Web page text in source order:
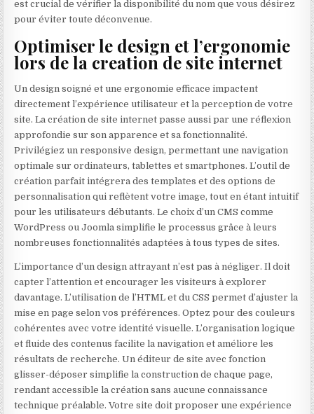
est crucial de vérifier la disponibilité du nom que vous désirez
pour éviter toute déconvenue.
Optimiser le design et l’ergonomie
lors de la creation de site internet
Un design soigné et une ergonomie efficace impactent
directement l’expérience utilisateur et la perception de votre
site. La création de site internet passe aussi par une réflexion
approfondie sur son apparence et sa fonctionnalité.
Privilégiez un responsive design, permettant une navigation
optimale sur ordinateurs, tablettes et smartphones. L’outil de
création parfait intégrera des templates et des options de
personnalisation qui reflètent votre image, tout en étant intuitif
pour les utilisateurs débutants. Le choix d’un CMS comme
WordPress ou Joomla simplifie le processus grâce à leurs
nombreuses fonctionnalités adaptées à tous types de sites.
L’importance d’un design attrayant n’est pas à négliger. Il doit
capter l’attention et encourager les visiteurs à explorer
davantage. L’utilisation de l’HTML et du CSS permet d’ajuster la
mise en page selon vos préférences. Optez pour des couleurs
cohérentes avec votre identité visuelle. L’organisation logique
et fluide des contenus facilite la navigation et améliore les
résultats de recherche. Un éditeur de site avec fonction
glisser-déposer simplifie la construction de chaque page,
rendant accessible la création sans aucune connaissance
technique préalable. Votre site doit proposer une expérience